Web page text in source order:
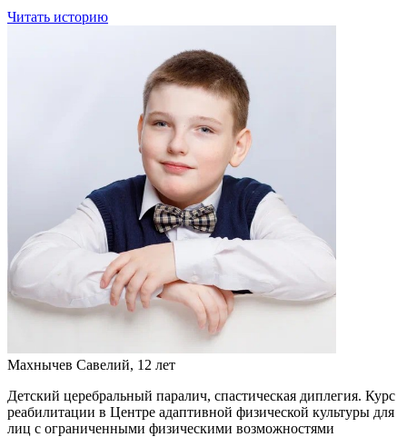
Читать историю
Махнычев Савелий, 12 лет
Детский церебральный паралич,​ спастическая диплегия. Курс
реабилитации в Центре адаптивной физической культуры для
лиц с ограниченными физическими возможностями